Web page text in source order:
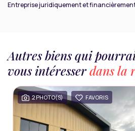
Entreprise juridiquement et
Autres biens qui
vous intéresserdans la
2 PHOTO(S) FAVORIS